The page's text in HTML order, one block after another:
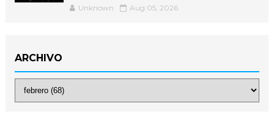
Unknown Aug 05, 2026
ARCHIVO